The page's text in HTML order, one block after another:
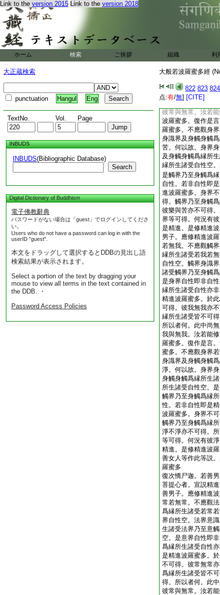
Link to the version 2015 Link to the version 2018
ホーム 検索 ご挨拶 組織 利
大正蔵検索
punctuation Hangul Eng
TextNo. Vol. Page
INBUDS
INBUDS(Bibliographic Database)
Search
Digital Dictionary of Buddhism
電子佛教辭典
パスワードがない場合は「guest」でログインしてくださ
い。
Users who do not have a password can log in with the
userID "guest".
本文をドラッグして選択するとDDBの見出し語
検索結果が表示されます。
Select a portion of the text by dragging your
mouse to view all terms in the text contained in
the DDB. ・
Password Access Policies
大般若波羅蜜多經
822 823 824
点:有/無] [CITE]
菩提心者。宣説精
善男子。應修精進
常若無常。不應觀
爲縁所生諸受若常
生諸受觸界乃至身
空。是身界自性即
爲縁所生諸受自性
是精進波羅蜜多。
不可得。彼常無常
爲縁所生諸受皆不
得。所以者何。此
彼常與無常。汝若
波羅蜜多。復作是
羅蜜多。不應觀身
身識界及身觸身觸
苦。何以故。身界
及身觸身觸爲縁所
縁所生諸受自性空
是觸界乃至身觸爲
自性。若非自性即
進波羅蜜多。身界
得。觸界乃至身觸
彼樂與苦亦不可得
界等可得。何況有
是精進。是修精進
男子。應修精進波
若無我。不應觀觸
縁所生諸受若我若
自性空。觸界身識
諸受觸界乃至身觸
是身界自性即非自
縁所生諸受自性亦
精進波羅蜜多。於
可得。彼我無我亦
縁所生諸受皆不可
所以者何。此中尚
我與無我。汝若能
羅蜜多。復作是言
蜜多。不應觀身界
身識界及身觸身觸
淨。何以故。身界
身觸身觸爲縁所生
所生諸受自性空。
觸界乃至身觸爲縁
性。若非自性即是
波羅蜜多。身界不
觸界乃至身觸爲縁
淨不淨亦不可得。
等可得。何況有彼
精進。是修精進波
善女人等作此等説
羅蜜多
復次憍尸迦。若善
菩提心者。宣説精
善男子。應修精進
常若無常。不應觀
爲縁所生諸受若常
界自性空。法界意
生諸受法界乃至意
空。是意界自性即
爲縁所生諸受自性
是精進波羅蜜多。
不可得。彼常無常
爲縁所生諸受皆不
得。所以者何。此
彼常與無常。汝若